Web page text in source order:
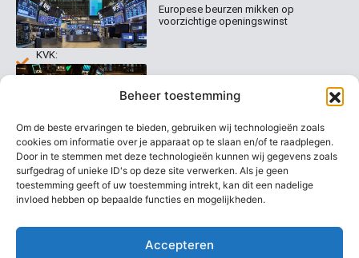
Beheer toestemming
Om de beste ervaringen te bieden, gebruiken wij technologieën zoals
cookies om informatie over je apparaat op te slaan en/of te raadplegen.
Door in te stemmen met deze technologieën kunnen wij gegevens zoals
surfgedrag of unieke ID's op deze site verwerken. Als je geen
toestemming geeft of uw toestemming intrekt, kan dit een nadelige
invloed hebben op bepaalde functies en mogelijkheden.
Accepteren
Contact
Welk
abonnement
kiezen
0020
info@beurstrader.nl
KVK:
99197022
Europese beurzen mikken op
voorzichtige openingswinst
Europese beurzen blijven dicht bij
recordstanden
AEX nadert opnieuw zijn hoogste
niveau ooit